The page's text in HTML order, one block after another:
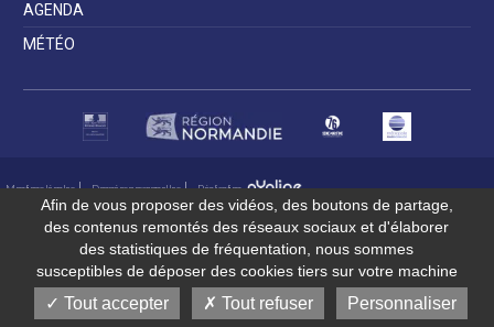
AGENDA
MÉTÉO
Mentions légales Données personnelles Réalisation
Afin de vous proposer des vidéos, des boutons de partage,
des contenus remontés des réseaux sociaux et d'élaborer
des statistiques de fréquentation, nous sommes
susceptibles de déposer des cookies tiers sur votre machine
Tout accepter Tout refuser Personnaliser